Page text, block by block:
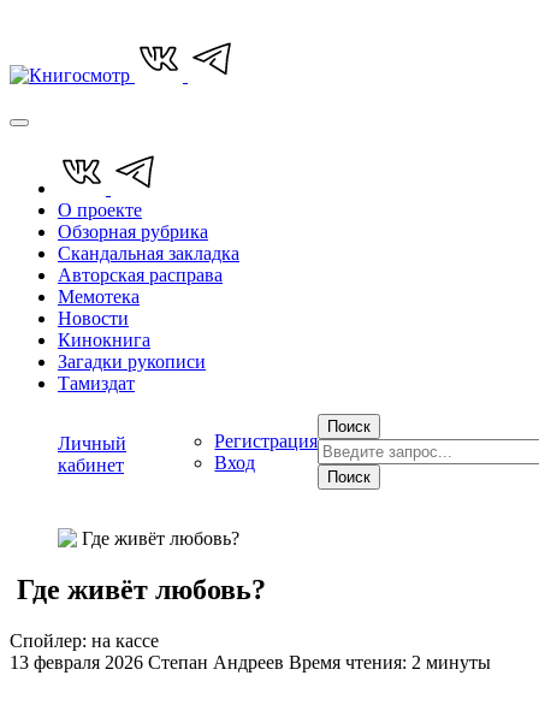
О проекте
Обзорная рубрика
Скандальная закладка
Авторская расправа
Мемотека
Новости
Кинокнига
Загадки рукописи
Тамиздат
Личный
кабинет
Регистрация
Вход
Поиск
Поиск
​ Где живёт любовь?
Спойлер: на кассе
13 февраля 2026 Степан Андреев Время чтения: 2 минуты